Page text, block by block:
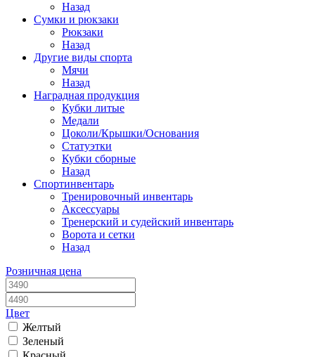
Назад
Сумки и рюкзаки
Рюкзаки
Назад
Другие виды спорта
Мячи
Назад
Наградная продукция
Кубки литые
Медали
Цоколи/Крышки/Основания
Статуэтки
Кубки сборные
Назад
Спортинвентарь
Тренировочный инвентарь
Аксессуары
Тренерский и судейский инвентарь
Ворота и сетки
Назад
Розничная цена
Цвет
Желтый
Зеленый